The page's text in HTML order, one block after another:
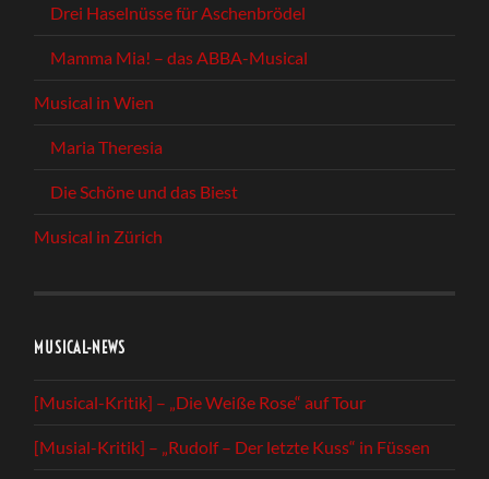
Drei Haselnüsse für Aschenbrödel
Mamma Mia! – das ABBA-Musical
Musical in Wien
Maria Theresia
Die Schöne und das Biest
Musical in Zürich
MUSICAL-NEWS
[Musical-Kritik] – „Die Weiße Rose“ auf Tour
[Musial-Kritik] – „Rudolf – Der letzte Kuss“ in Füssen